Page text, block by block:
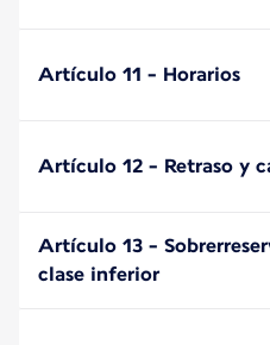
Artículo 11 - Horarios
Artículo 12 - Retraso y
Artículo 13 -
clase inferior